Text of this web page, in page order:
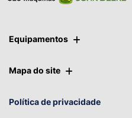
Equipamentos
Mapa do site
Política de privacidade